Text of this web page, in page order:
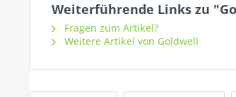
Weiterführende Links zu
Fragen zum Artikel?
Weitere Artikel von Goldwell